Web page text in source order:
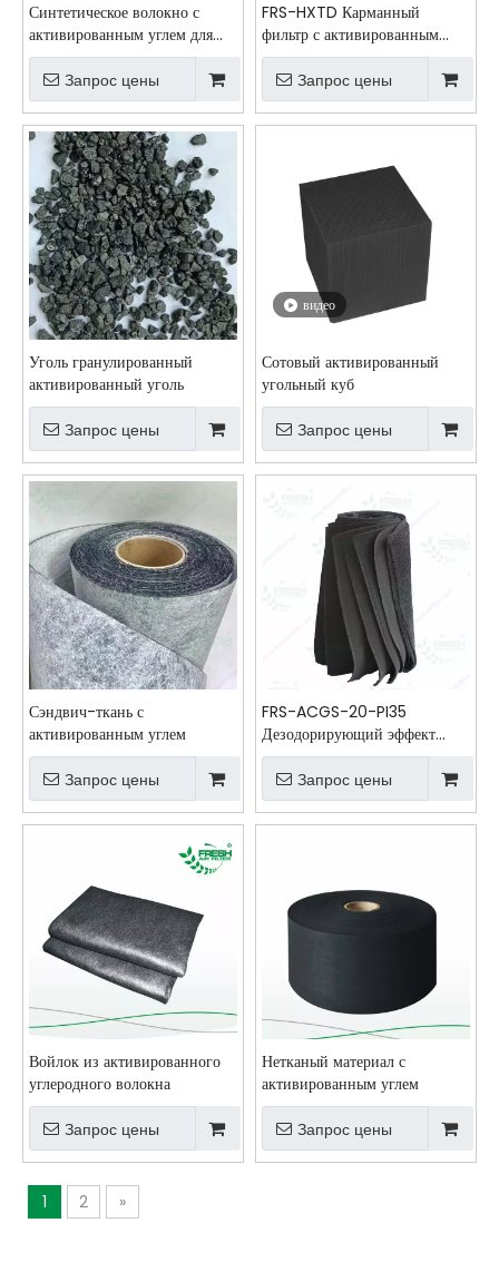
Синтетическое волокно с
активированным углем для
очистки выхлопных газов
Запрос цены
FRS-HXTD Карманный
фильтр с активированным
углем для удаления
химического запаха
Запрос цены
Уголь гранулированный
активированный уголь
Запрос цены
видео
Сотовый активированный
угольный куб
Запрос цены
Сэндвич-ткань с
активированным углем
Запрос цены
FRS-ACGS-20-PI35
Дезодорирующий эффект
гранулированной губки из
активированного угля для
поглощения газов
Запрос цены
Войлок из активированного
углеродного волокна
Запрос цены
Нетканый материал с
активированным углем
Запрос цены
1 2 »